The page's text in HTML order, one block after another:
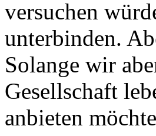
versuchen
unterbinden.
Solange wir
Gesellschaft
anbieten